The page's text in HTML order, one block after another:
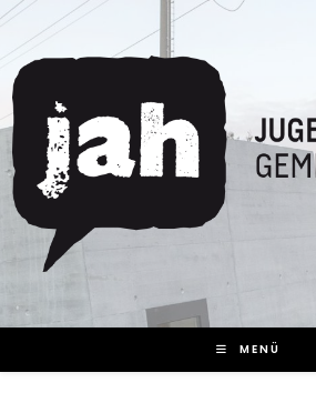
Zum
Inhalt
springen
MENÜ